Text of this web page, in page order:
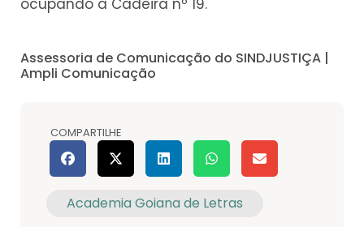
Assessoria de Comunicação do SINDJUSTIÇA |
Ampli Comunicação
COMPARTILHE
Academia Goiana de Letras